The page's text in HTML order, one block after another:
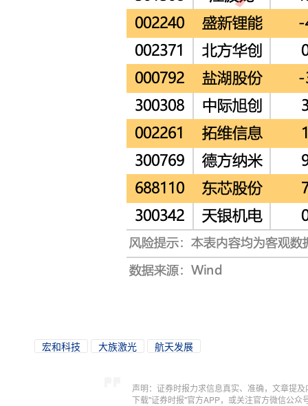
宏和科技 大族激光 航天发展
声明：证券时报力求信息真实、准确，文章提
下载"证券时报"官方APP，或关注官方微信公